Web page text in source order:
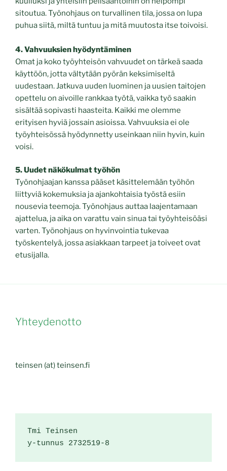
sitoutua. Työnohjaus on turvallinen tila, jossa on lupa
puhua siitä, miltä tuntuu ja mitä muutosta itse toivoisi.
4. Vahvuuksien hyödyntäminen
Omat ja koko työyhteisön vahvuudet on tärkeä saada
käyttöön, jotta vältytään pyörän keksimiseltä
uudestaan. Jatkuva uuden luominen ja uusien taitojen
opettelu on aivoille rankkaa työtä, vaikka työ saakin
sisältää sopivasti haasteita. Kaikki me olemme
erityisen hyviä jossain asioissa. Vahvuuksia ei ole
työyhteisössä hyödynnetty useinkaan niin hyvin, kuin
voisi.
5. Uudet näkökulmat työhön
Työnohjaajan kanssa pääset käsittelemään työhön
liittyviä kokemuksia ja ajankohtaisia työstä esiin
nousevia teemoja. Työnohjaus auttaa laajentamaan
ajattelua, ja aika on varattu vain sinua tai työyhteisöäsi
varten. Työnohjaus on hyvinvointia tukevaa
työskentelyä, jossa asiakkaan tarpeet ja toiveet ovat
etusijalla.
Yhteydenotto
teinsen (at) teinsen.fi
Tmi Teinsen
y-tunnus 2732519-8